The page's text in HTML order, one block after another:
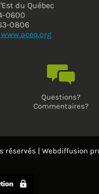
du Québec
0600
0806
www.aceq.org
Questions?
Commentaires?
réservés | Webdiffusion